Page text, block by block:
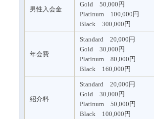
男性入会金
Gold 50,000円
Platinum 100,000円
Black 300,000円
年会費
Standard 20,000円
Gold 30,000円
Platinum 80,000円
Black 160,000円
紹介料
Standard 20,000円
Gold 30,000円
Platinum 50,000円
Black 100,000円